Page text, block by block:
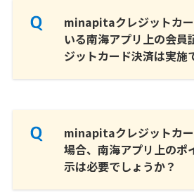
minapitaクレジットカ
いる南海アプリ上の会
ジットカード決済は実施
minapitaクレジットカ
場合、南海アプリ上のポ
示は必要でしょうか？